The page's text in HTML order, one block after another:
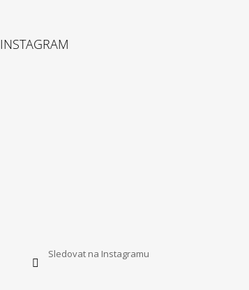
INSTAGRAM
Sledovat na Instagramu